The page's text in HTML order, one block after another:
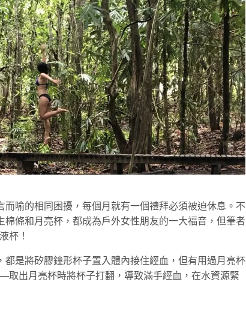
喻的相同困擾，每個月就有一個禮拜必須被迫休息。不
條和月亮杯，都成為戶外女性朋友的一大福音，但筆者
杯！
是將矽膠鐘形杯子置入體內接住經血，但有用過月亮杯
取出月亮杯時將杯子打翻，導致滿手經血，在水資源緊